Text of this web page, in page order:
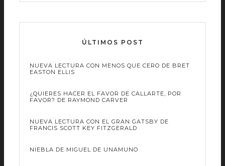
ÚLTIMOS POST
NUEVA LECTURA CON MENOS QUE CERO DE BRET
EASTON ELLIS
¿QUIERES HACER EL FAVOR DE CALLARTE, POR
FAVOR? DE RAYMOND CARVER
NUEVA LECTURA CON EL GRAN GATSBY DE
FRANCIS SCOTT KEY FITZGERALD
NIEBLA DE MIGUEL DE UNAMUNO